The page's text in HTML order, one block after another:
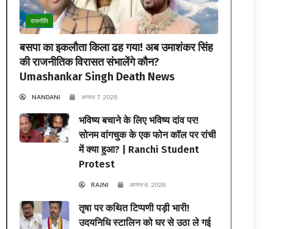
राजनीति
बसपा का इकलौता किला ढह गया! अब उमाशंकर सिंह
की राजनीतिक विरासत संभालेंगे कौन?
Umashankar Singh Death News
NANDANI अगस्त 7, 2026
भविष्य बचाने के लिए भविष्य दांव पर!
सोनम वांगचुक के एक फोन कॉल पर रांची
में क्या हुआ? | Ranchi Student
Protest
RAJNI अगस्त 6, 2026
तृषा पर कथित टिप्पणी पड़ी भारी!
उदयनिधि स्टालिन को घर से उठा ले गई